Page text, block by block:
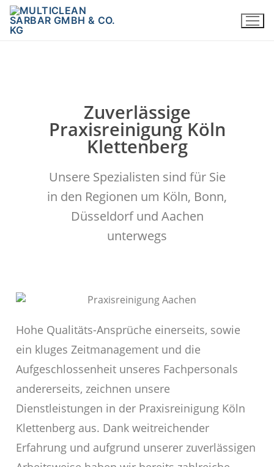
Zuverlässige
Praxisreinigung Köln
Klettenberg
Unsere Spezialisten sind für Sie
in den Regionen um Köln, Bonn,
Düsseldorf und Aachen
unterwegs
Hohe Qualitäts-Ansprüche einerseits, sowie
ein kluges Zeitmanagement und die
Aufgeschlossenheit unseres Fachpersonals
andererseits, zeichnen unsere
Dienstleistungen in der Praxisreinigung Köln
Klettenberg aus. Dank weitreichender
Erfahrung und aufgrund unserer zuverlässigen